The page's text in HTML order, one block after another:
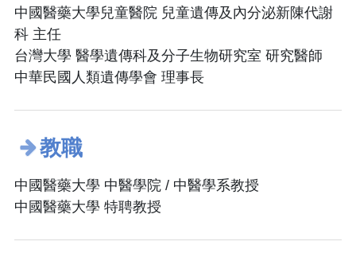
中國醫藥大學兒童醫院 兒童遺傳及內分泌新陳代謝
科 主任
台灣大學 醫學遺傳科及分子生物研究室 研究醫師
中華民國人類遺傳學會 理事長
教職
中國醫藥大學 中醫學院 / 中醫學系教授
中國醫藥大學 特聘教授